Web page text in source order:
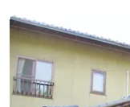
ィラで素材とアートに
す。 「そ...